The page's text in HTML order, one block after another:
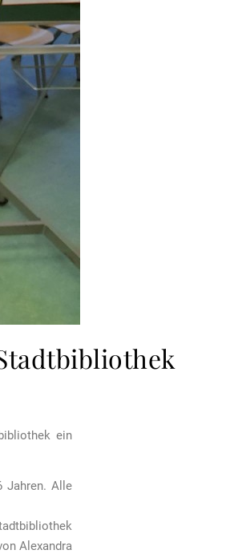
ein
Jahren. Alle
Alexandra